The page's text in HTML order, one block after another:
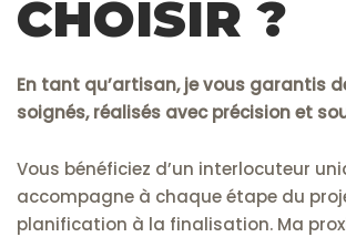
CHOISIR ?
En tant qu’artisan, je vous garantis
soignés, réalisés avec précision et
Vous bénéficiez d’un interlocuteur
accompagne à chaque étape du
planification à la finalisation. Ma